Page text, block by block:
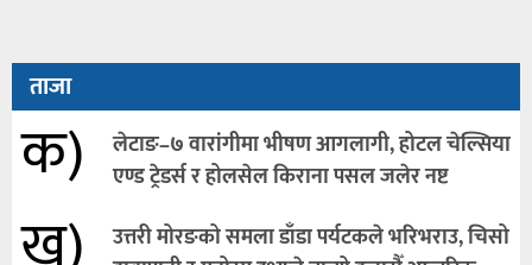
ताजा
क)
लेटाङ–७ वारांगीमा भीषण आगलागी, होटल चेल्सिया
एण्ड ट्रेडर्स र होलसेल किराना पसल जलेर नष्ट
उत्तरी मोरङको समला डाँडा पर्यटकले भरिभराउ, चिसो